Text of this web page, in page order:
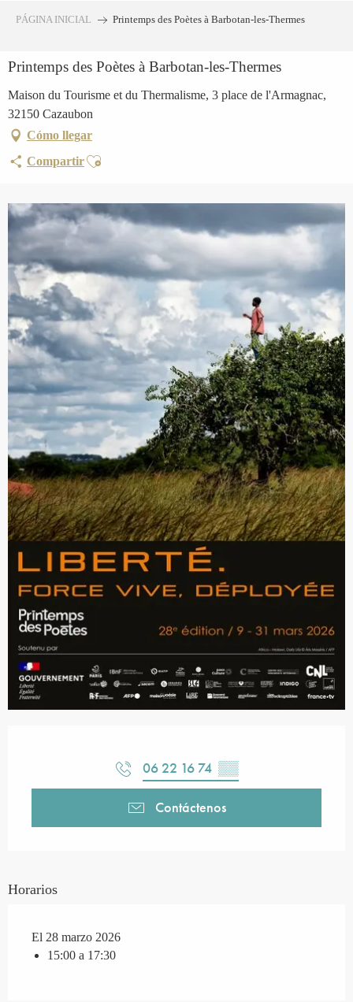
principal
PÁGINA INICIAL Printemps des Poètes à Barbotan-les-Thermes
Printemps des Poètes à Barbotan-les-Thermes
Maison du Tourisme et du Thermalisme, 3 place de l'Armagnac,
32150 Cazaubon
Cómo llegar
CompartirAjouter aux favoris
06 22 16 74 ▒▒
Contáctenos
Horarios
El 28 marzo 2026
15:00 a 17:30